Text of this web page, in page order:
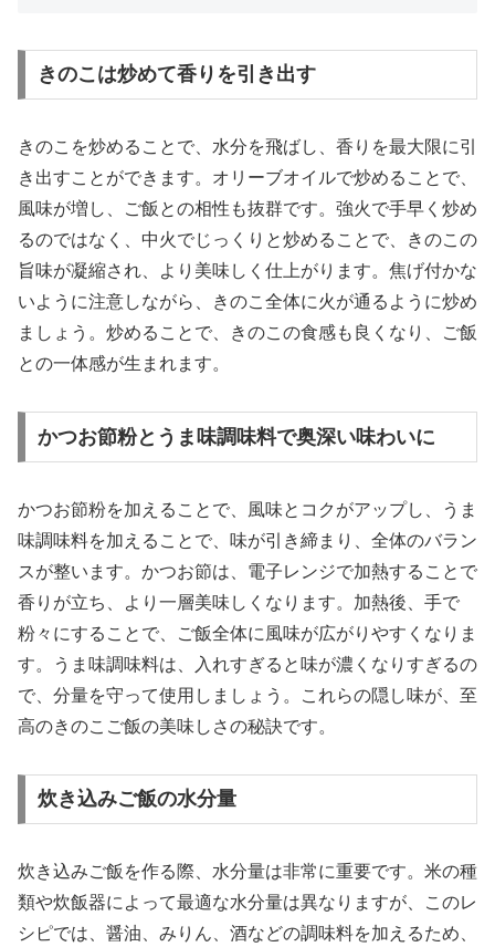
きのこは炒めて香りを引き出す
きのこを炒めることで、水分を飛ばし、香りを最大限に引
き出すことができます。オリーブオイルで炒めることで、
風味が増し、ご飯との相性も抜群です。強火で手早く炒め
るのではなく、中火でじっくりと炒めることで、きのこの
旨味が凝縮され、より美味しく仕上がります。焦げ付かな
いように注意しながら、きのこ全体に火が通るように炒め
ましょう。炒めることで、きのこの食感も良くなり、ご飯
との一体感が生まれます。
かつお節粉とうま味調味料で奥深い味わいに
かつお節粉を加えることで、風味とコクがアップし、うま
味調味料を加えることで、味が引き締まり、全体のバラン
スが整います。かつお節は、電子レンジで加熱することで
香りが立ち、より一層美味しくなります。加熱後、手で
粉々にすることで、ご飯全体に風味が広がりやすくなりま
す。うま味調味料は、入れすぎると味が濃くなりすぎるの
で、分量を守って使用しましょう。これらの隠し味が、至
高のきのこご飯の美味しさの秘訣です。
炊き込みご飯の水分量
炊き込みご飯を作る際、水分量は非常に重要です。米の種
類や炊飯器によって最適な水分量は異なりますが、このレ
シピでは、醤油、みりん、酒などの調味料を加えるため、